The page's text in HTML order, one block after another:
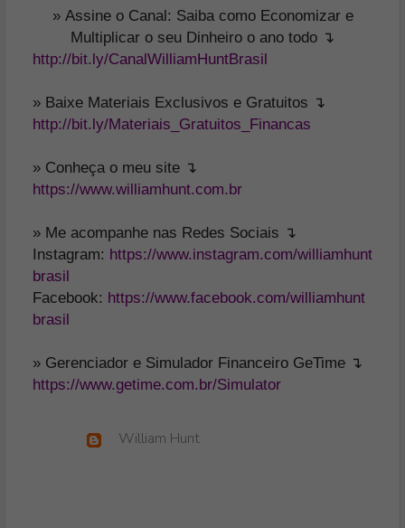
» Assine o Canal: Saiba como Economizar e
Multiplicar o seu Dinheiro o ano todo ↴
http://bit.ly/CanalWilliamHuntBrasil
» Baixe Materiais Exclusivos e Gratuitos ↴
http://bit.ly/Materiais_Gratuitos_Financas
» Conheça o meu site ↴
https://www.williamhunt.com.br
» Me acompanhe nas Redes Sociais ↴
Instagram: https://www.instagram.com/williamhunt
brasil
Facebook: https://www.facebook.com/williamhunt
brasil
» Gerenciador e Simulador Financeiro GeTime ↴
https://www.getime.com.br/Simulator
William Hunt